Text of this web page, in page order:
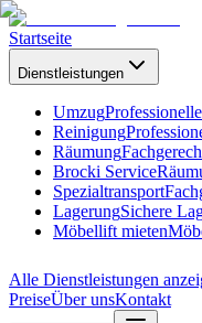
Startseite
Dienstleistungen
Umzug
Reinigung
Räumung
Brocki Service
Spezialtransport
LagerungSichere
Möbellift mieten
Alle Dienstleistungen
PreiseÜber unsKontakt